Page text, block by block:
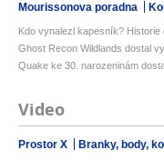
Mourissonova poradna
Kdo vynalezl kapesník?
Ghost Recon Wildlands dostal
Quake ke 30. narozeninám
Video
Prostor X Branky, body,